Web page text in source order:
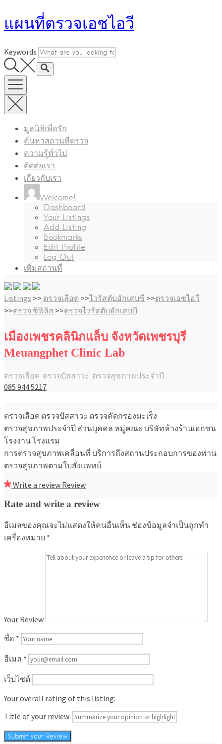
to
แผนที่ตรวจเอชไอวี
Keywords
มูลนิธิเพื่อรัก
ค้นหาสถานที่ตรวจ
ความรู้ทั่วไป
ติดต่อเรา
เกี่ยวกับเรา
Welcome!
Dashboard
Your Listings
Add Listing
Bookmarks
Edit Profile
Log Out
เพิ่มสถานที่
Listings >> ตรวจเลือด >>ไวรัสตับอักเสบซี >>ตรวจเอชไอวี
>>ตรวจ ซิฟิลิส >>ตรวจไวรัสตับอักเสบบี
เมืองเพชรคลินิกแล็บ จังหวัดเพชรบุรี
Meuangphet Clinic Lab
ตรวจเลือด ตรวจปัสสาวะ ตรวจสุขภาพประจำปี
085 944 5217
ตรวจเลือด ตรวจปัสสาวะ ตรวจคัดกรองมะเร็ง
ตรวจสุขภาพประจำปี ส่วนบุคคล หมู่คณะ บริษัทห้างร้านเอกชน
โรงงาน โรงแรม
การตรวจสุขภาพเคลื่อนที่ บริการถึงสถานประกอบการของท่าน
ตรวจสุขภาพตามใบสั่งแพทย์
Write a review Review
Rate and write a review
อีเมลของคุณจะไม่แสดงให้คนอื่นเห็น ช่องข้อมูลจำเป็นถูกทำ
เครื่องหมาย *
Your Review
ชื่อ *
อีเมล *
เว็บไซต์
Your overall rating of this listing:
Title of your review: